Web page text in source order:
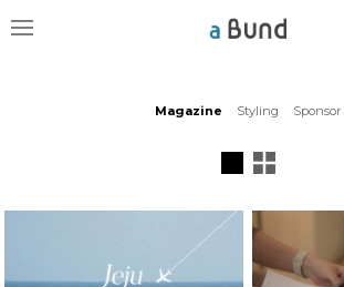
메
Magazine Styling Sponsor